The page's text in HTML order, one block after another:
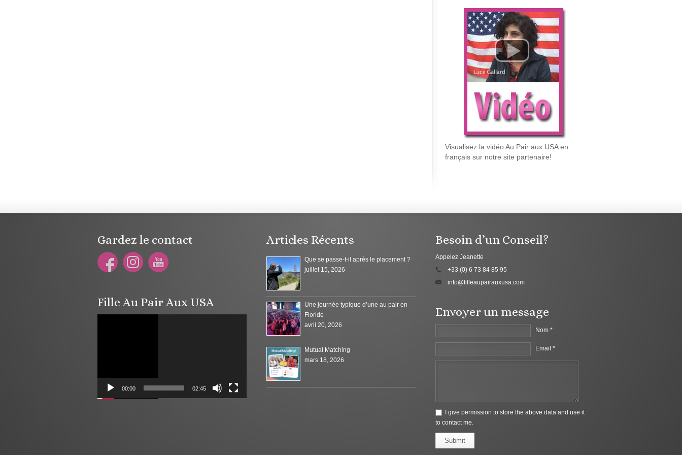
Visualisez la vidéo Au Pair aux USA en
français sur notre site partenaire!
Gardez le contact
Fille Au Pair Aux USA
00:00 02:45
Articles Récents
Que se passe-t-il après le placement ?
juillet 15, 2026
Une journée typique d’une au pair en
Floride
avril 20, 2026
Mutual Matching
mars 18, 2026
Besoin d’un Conseil?
Appelez Jeanette
+33 (0) 6 73 84 85 95
info@filleaupairauxusa.com
Envoyer un message
Nom *
Email *
I give permission to store the above data and use it
to contact me.
Submit